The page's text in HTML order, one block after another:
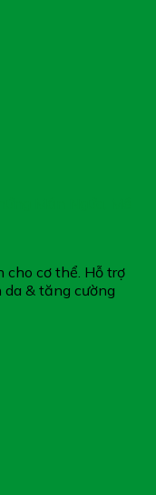
cho cơ thể. Hỗ trợ
& tăng cường